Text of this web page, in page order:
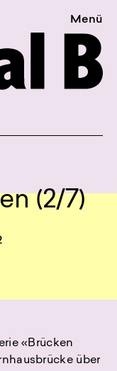
Menü
(2/7)
«Brücken
über